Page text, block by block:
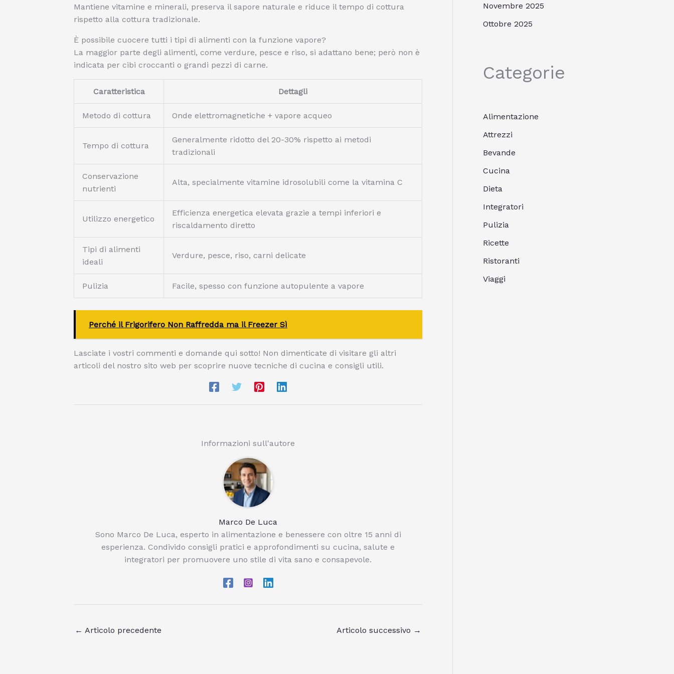
Mantiene vitamine e minerali, preserva il sapore naturale e riduce il tempo di cottura
rispetto alla cottura tradizionale.
È possibile cuocere tutti i tipi di alimenti con la funzione vapore?
La maggior parte degli alimenti, come verdure, pesce e riso, si adattano bene; però non è
indicata per cibi croccanti o grandi pezzi di carne.
Caratteristica Dettagli
Metodo di cottura Onde elettromagnetiche + vapore acqueo
Tempo di cottura
Generalmente ridotto del 20-30% rispetto ai metodi
tradizionali
Conservazione
nutrienti
Alta, specialmente vitamine idrosolubili come la vitamina C
Utilizzo energetico
Efficienza energetica elevata grazie a tempi inferiori e
riscaldamento diretto
Tipi di alimenti
ideali
Verdure, pesce, riso, carni delicate
Pulizia Facile, spesso con funzione autopulente a vapore
Perché il Frigorifero Non Raffredda ma il Freezer Sì
Lasciate i vostri commenti e domande qui sotto! Non dimenticate di visitare gli altri
articoli del nostro sito web per scoprire nuove tecniche di cucina e consigli utili.
Informazioni sull'autore
Marco De Luca
Sono Marco De Luca, esperto in alimentazione e benessere con oltre 15 anni di
esperienza. Condivido consigli pratici e approfondimenti su cucina, salute e
integratori per promuovere uno stile di vita sano e consapevole.
← Articolo precedente Articolo successivo →
Novembre 2025
Ottobre 2025
Categorie
Alimentazione
Attrezzi
Bevande
Cucina
Dieta
Integratori
Pulizia
Ricette
Ristoranti
Viaggi